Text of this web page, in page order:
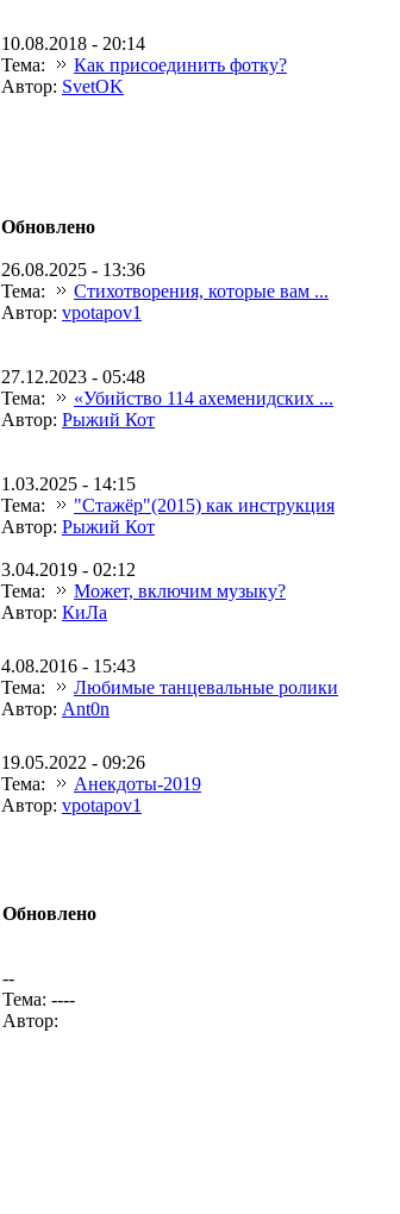
10.08.2018 - 20:14
Тема:
Как присоединить фотку?
Автор: SvetOK
Обновлено
26.08.2025 - 13:36
Тема:
Стихотворения, которые вам ...
Автор: vpotapov1
27.12.2023 - 05:48
Тема:
«Убийство 114 ахеменидских ...
Автор: Рыжий Кот
1.03.2025 - 14:15
Тема:
"Стажёр"(2015) как инструкция
Автор: Рыжий Кот
3.04.2019 - 02:12
Тема:
Может, включим музыку?
Автор: КиЛа
4.08.2016 - 15:43
Тема:
Любимые танцевальные ролики
Автор: Ant0n
19.05.2022 - 09:26
Тема:
Анекдоты-2019
Автор: vpotapov1
Обновлено
--
Тема: ----
Автор: